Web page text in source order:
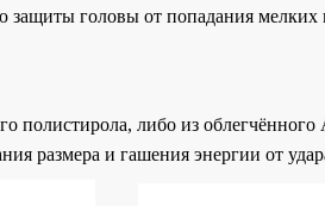
головы от попадания мелких
полистирола, либо из
размера и гашения энергии от